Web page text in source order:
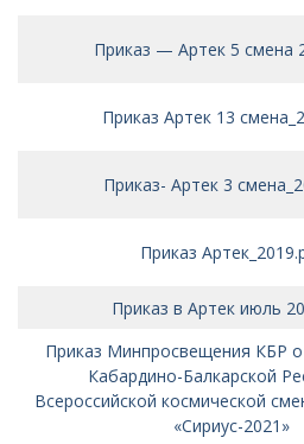
Приказ — Артек 5 смена
Приказ Артек 13
Приказ- Артек 3
Приказ
Приказ в Артек июль
Приказ Минпросвещения КБР
Кабардино-Балкарской
Всероссийской космической
«Сириус-2021»